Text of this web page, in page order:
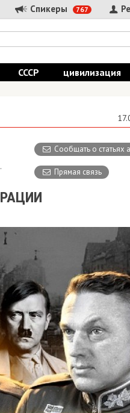
Спикеры 767
СССР цивилизация
Сообщать о статьях
Прямая связь